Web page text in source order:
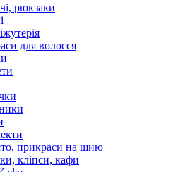
рюкзаки
для волосся
прикраси на шию
кліпси, кафи